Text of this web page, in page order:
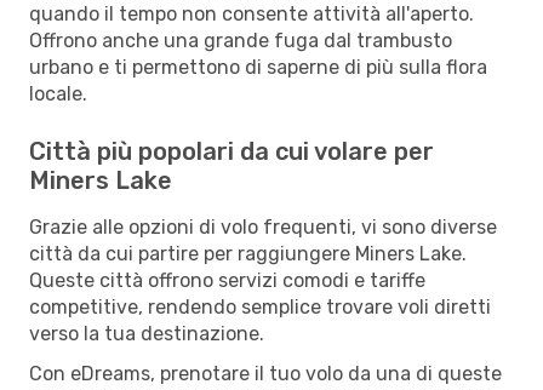
quando il tempo non consente attività all'aperto.
Offrono anche una grande fuga dal trambusto
urbano e ti permettono di saperne di più sulla flora
locale.
Città più popolari da cui volare per
Miners Lake
Grazie alle opzioni di volo frequenti, vi sono diverse
città da cui partire per raggiungere Miners Lake.
Queste città offrono servizi comodi e tariffe
competitive, rendendo semplice trovare voli diretti
verso la tua destinazione.
Con eDreams, prenotare il tuo volo da una di queste